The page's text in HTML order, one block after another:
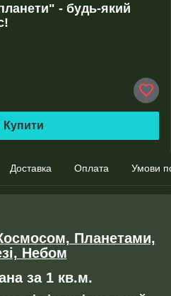
- будь-який
Купити
Доставка Оплата Умови
Планетами,
Небом
за 1 кв.м.